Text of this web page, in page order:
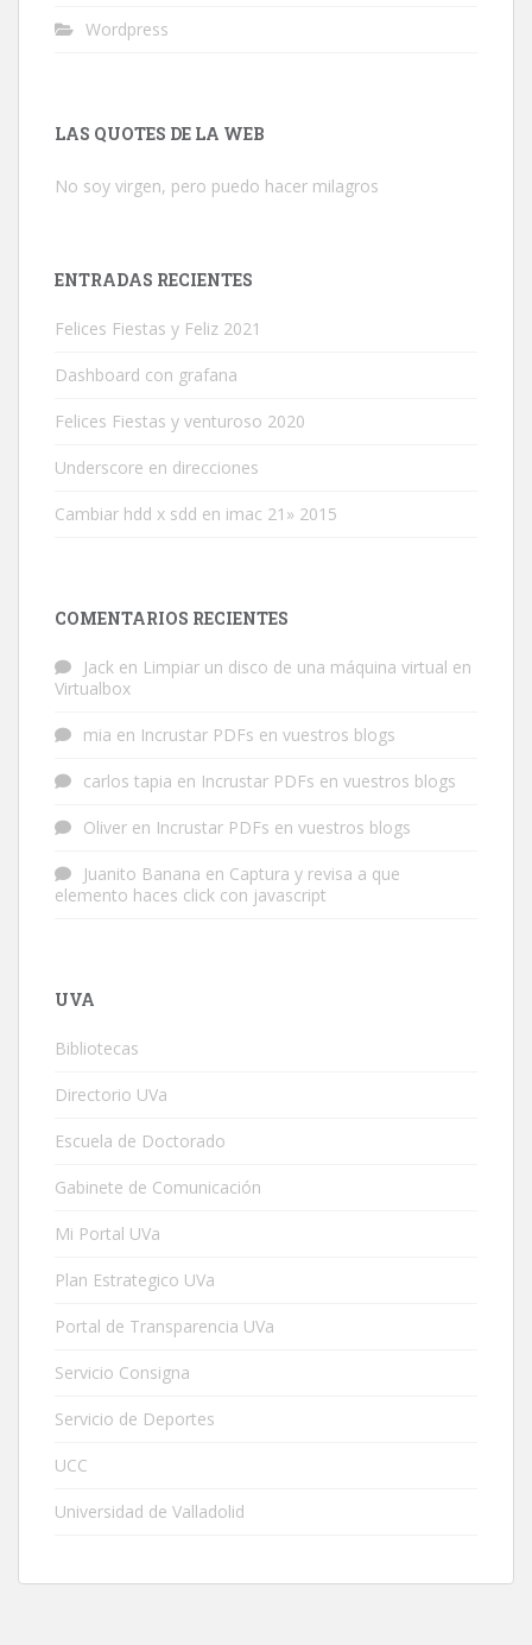
Wordpress
LAS QUOTES DE LA WEB
No soy virgen, pero puedo hacer milagros
ENTRADAS RECIENTES
Felices Fiestas y Feliz 2021
Dashboard con grafana
Felices Fiestas y venturoso 2020
Underscore en direcciones
Cambiar hdd x sdd en imac 21» 2015
COMENTARIOS RECIENTES
Jack en Limpiar un disco de una máquina virtual en
Virtualbox
mia en Incrustar PDFs en vuestros blogs
carlos tapia en Incrustar PDFs en vuestros blogs
Oliver en Incrustar PDFs en vuestros blogs
Juanito Banana en Captura y revisa a que
elemento haces click con javascript
UVA
Bibliotecas
Directorio UVa
Escuela de Doctorado
Gabinete de Comunicación
Mi Portal UVa
Plan Estrategico UVa
Portal de Transparencia UVa
Servicio Consigna
Servicio de Deportes
UCC
Universidad de Valladolid